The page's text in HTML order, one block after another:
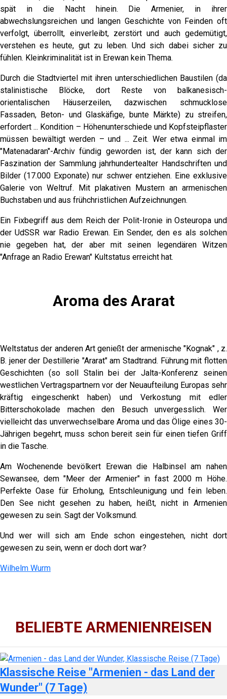
spät in die Nacht hinein. Die Armenier, in ihrer
abwechslungsreichen und langen Geschichte von Feinden oft
verfolgt, überrollt, einverleibt, zerstört und auch gedemütigt,
verstehen es heute, gut zu leben. Und sich dabei sicher zu
fühlen. Kleinkriminalität ist in Erewan kein Thema.
Durch die Stadtviertel mit ihren unterschiedlichen Baustilen (da
stalinistische Blöcke, dort Reste von balkanesisch-
orientalischen Häuserzeilen, dazwischen schmucklose
Fassaden, Beton- und Glaskäfige, bunte Märkte) zu streifen,
erfordert ... Kondition – Höhenunterschiede und Kopfsteipflaster
müssen bewältigt werden – und ... Zeit. Wer etwa einmal im
"Matenadaran"-Archiv fündig geworden ist, der kann sich der
Faszination der Sammlung jahrhundertealter Handschriften und
Bilder (17.000 Exponate) nur schwer entziehen. Eine exklusive
Galerie von Weltruf. Mit plakativen Mustern an armenischen
Buchstaben und aus frühchristlichen Aufzeichnungen.
Ein Fixbegriff aus dem Reich der Polit-Ironie in Osteuropa und
der UdSSR war Radio Erewan. Ein Sender, den es als solchen
nie gegeben hat, der aber mit seinen legendären Witzen
"Anfrage an Radio Erewan" Kultstatus erreicht hat.
Aroma des Ararat
Weltstatus der anderen Art genießt der armenische "Kognak" , z.
B. jener der Destillerie "Ararat" am Stadtrand. Führung mit flotten
Geschichten (so soll Stalin bei der Jalta-Konferenz seinen
westlichen Vertragspartnern vor der Neuaufteilung Europas sehr
kräftig eingeschenkt haben) und Verkostung mit edler
Bitterschokolade machen den Besuch unvergesslich. Wer
vielleicht das unverwechselbare Aroma und das Ölige eines 30-
Jährigen begehrt, muss schon bereit sein für einen tiefen Griff
in die Tasche.
Am Wochenende bevölkert Erewan die Halbinsel am nahen
Sewansee, dem "Meer der Armenier" in fast 2000 m Höhe.
Perfekte Oase für Erholung, Entschleunigung und fein leben.
Den See nicht gesehen zu haben, heißt, nicht in Armenien
gewesen zu sein. Sagt der Volksmund.
Und wer will sich am Ende schon eingestehen, nicht dort
gewesen zu sein, wenn er doch dort war?
Wilhelm Wurm
BELIEBTE ARMENIENREISEN
Klassische Reise "Armenien - das Land der
Wunder" (7 Tage)